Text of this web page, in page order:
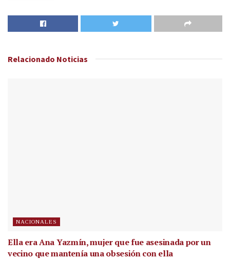
Relacionado Noticias
NACIONALES
Ella era Ana Yazmín, mujer que fue asesinada por un
vecino que mantenía una obsesión con ella